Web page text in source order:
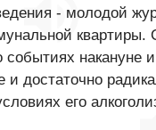
- молодой
событиях накануне
и достаточно
его